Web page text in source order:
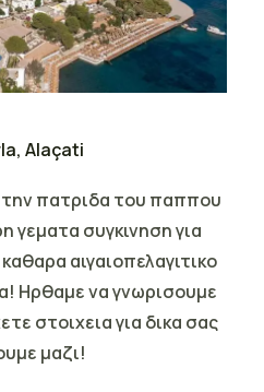
Alaçati
πατριδα του παππου
γεματα συγκινηση για
αιγαιοπελαγιτικο
Ηρθαμε να γνωρισουμε
στοιχεια για δικα σας
μαζι!